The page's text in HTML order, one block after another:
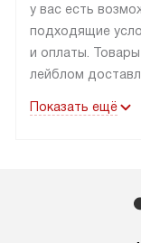
у вас есть
подходящие
и оплаты.
лейблом
до подъезда.
маркировку «в
быть отправлен
Показать ещё